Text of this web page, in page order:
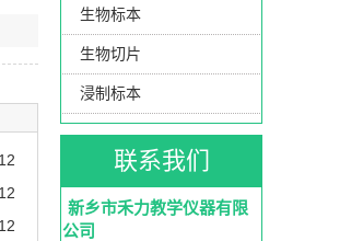
生物标本
生物切片
浸制标本
联系我们
新乡市禾力教学仪器有限
公司